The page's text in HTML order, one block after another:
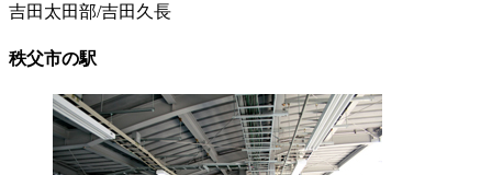
吉田太田部/吉田久長
秩父市の駅